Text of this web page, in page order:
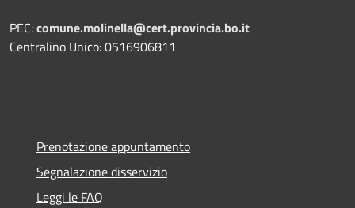
PEC:comune.molinella@cert.provincia.bo.it
Centralino Unico: 0516906811
Prenotazione appuntamento
Segnalazione disservizio
Leggi le FAQ